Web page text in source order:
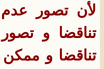
لأن تصور
تناقضا و
تناقضا و ممكن